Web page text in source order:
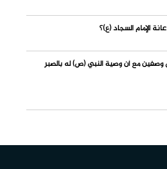
الإمام السجاد (ع)؟
وصفين مع أن وصية النبي (ص) له بالصبر